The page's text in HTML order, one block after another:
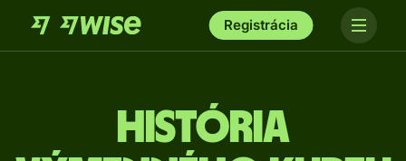
Registrácia
História